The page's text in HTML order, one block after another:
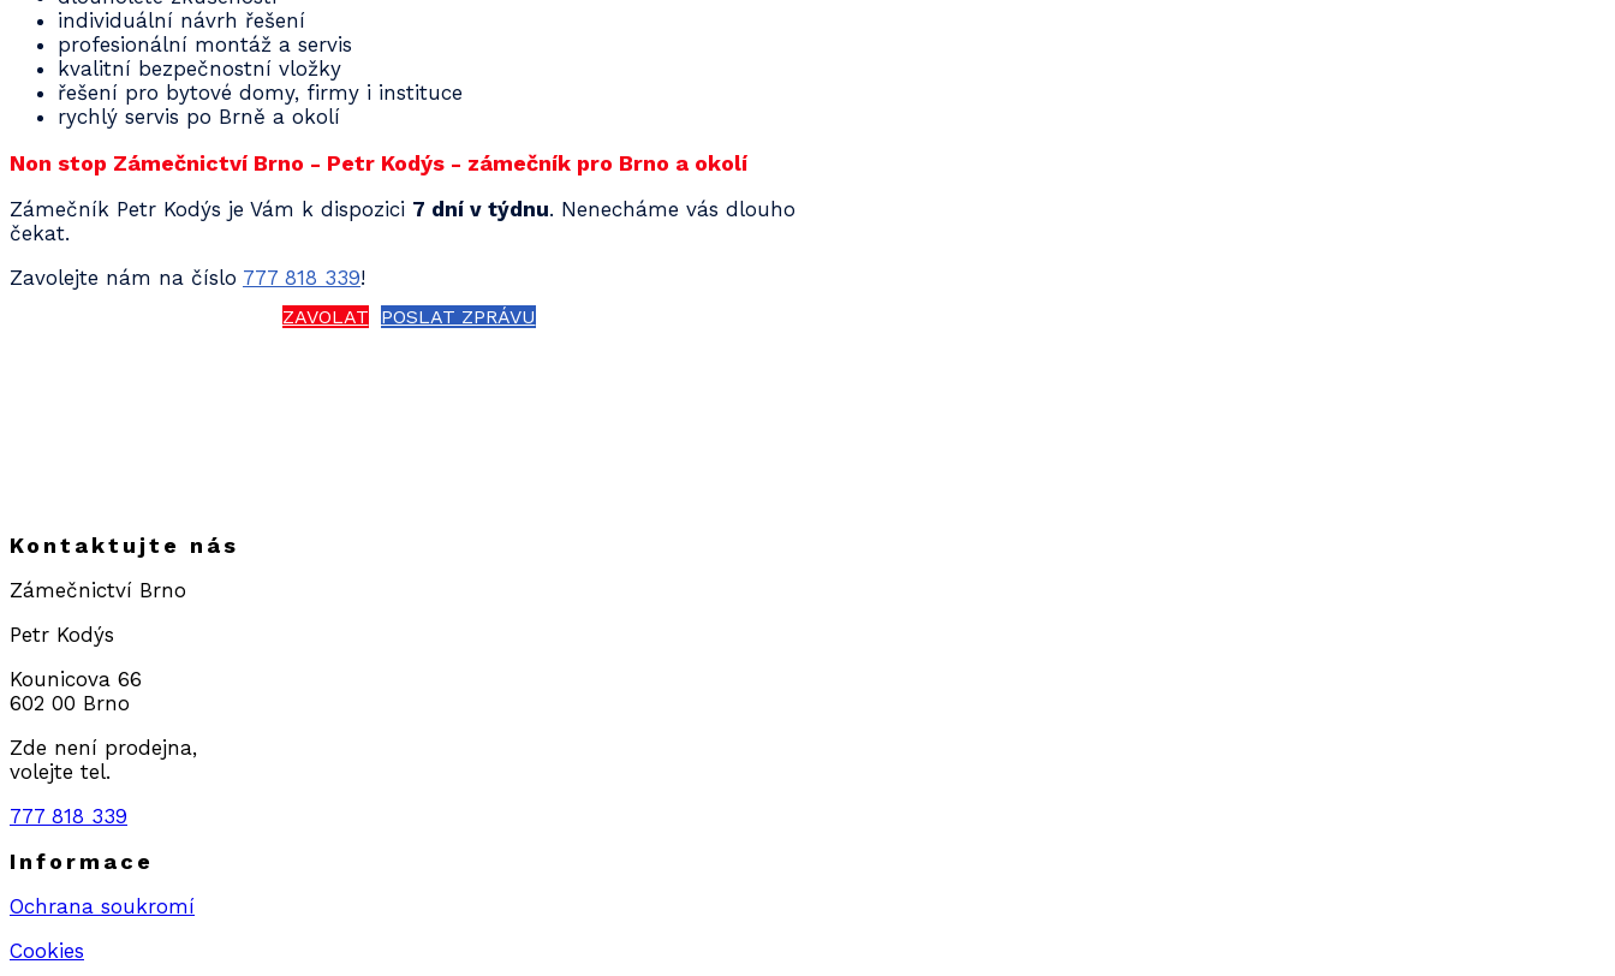
individuální návrh řešení
profesionální montáž a servis
kvalitní bezpečnostní vložky
řešení pro bytové domy, firmy i instituce
rychlý servis po Brně a okolí
Non stop Zámečnictví Brno - Petr Kodýs - zámečník pro Brno a okolí
Zámečník Petr Kodýs je Vám k dispozici 7 dní v týdnu. Nenecháme vás dlouho
čekat.
Zavolejte nám na číslo 777 818 339!
ZAVOLAT POSLAT ZPRÁVU
Kontaktujte nás
Zámečnictví Brno
Petr Kodýs
Kounicova 66
602 00 Brno
Zde není prodejna,
volejte tel.
777 818 339
Informace
Ochrana soukromí
Cookies